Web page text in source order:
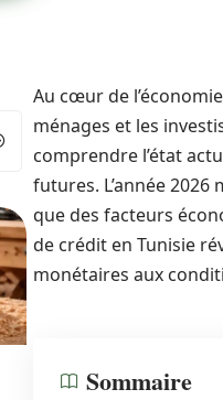
Au cœur de
ménages et les
comprendre l’état
futures. L’année
que des facteurs
de crédit en Tunisie
monétaires aux
Sommaire